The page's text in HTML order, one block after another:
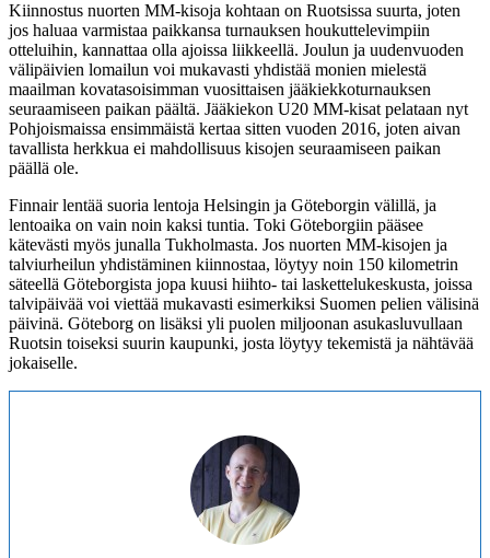
Kiinnostus nuorten MM-kisoja kohtaan on Ruotsissa suurta, joten
jos haluaa varmistaa paikkansa turnauksen houkuttelevimpiin
otteluihin, kannattaa olla ajoissa liikkeellä. Joulun ja uudenvuoden
välipäivien lomailun voi mukavasti yhdistää monien mielestä
maailman kovatasoisimman vuosittaisen jääkiekkoturnauksen
seuraamiseen paikan päältä. Jääkiekon U20 MM-kisat pelataan nyt
Pohjoismaissa ensimmäistä kertaa sitten vuoden 2016, joten aivan
tavallista herkkua ei mahdollisuus kisojen seuraamiseen paikan
päällä ole.
Finnair lentää suoria lentoja Helsingin ja Göteborgin välillä, ja
lentoaika on vain noin kaksi tuntia. Toki Göteborgiin pääsee
kätevästi myös junalla Tukholmasta. Jos nuorten MM-kisojen ja
talviurheilun yhdistäminen kiinnostaa, löytyy noin 150 kilometrin
säteellä Göteborgista jopa kuusi hiihto- tai laskettelukeskusta, joissa
talvipäivää voi viettää mukavasti esimerkiksi Suomen pelien välisinä
päivinä. Göteborg on lisäksi yli puolen miljoonan asukasluvullaan
Ruotsin toiseksi suurin kaupunki, josta löytyy tekemistä ja nähtävää
jokaiselle.